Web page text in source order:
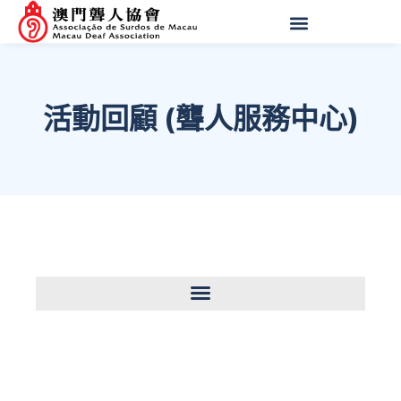
活動回顧 (聾人服務中心)